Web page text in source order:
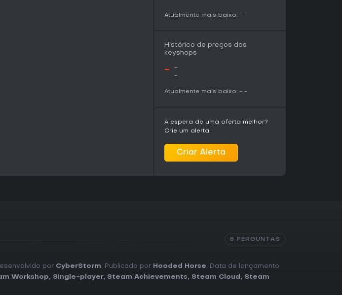
Atualmente mais baixo: - -
Histórico de preços dos
keyshops
- -
-
Atualmente mais baixo: - -
À espera de uma oferta melhor?
Crie um alerta.
Criar Alerta
8 PERGUNTAS
por CyberStorm. Publicado por Hooded Horse. Data de lançamento
Workshop, Single-player, Steam Achievements, Steam Cloud , Steam